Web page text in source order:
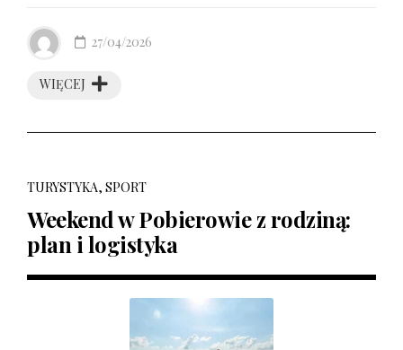
WIĘCEJ
27/04/2026
TURYSTYKA, SPORT
Weekend w Pobierowie z rodziną:
plan i logistyka